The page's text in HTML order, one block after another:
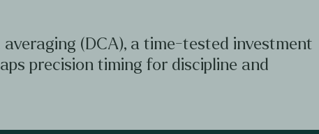
(DCA), a time-tested investment
precision timing for discipline and